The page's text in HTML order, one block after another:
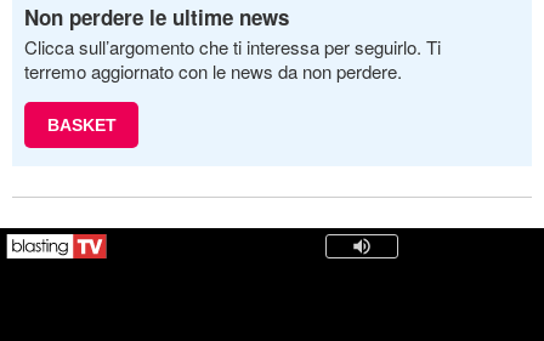
Non perdere le ultime news
Clicca sull’argomento che ti interessa per seguirlo. Ti
terremo aggiornato con le news da non perdere.
BASKET